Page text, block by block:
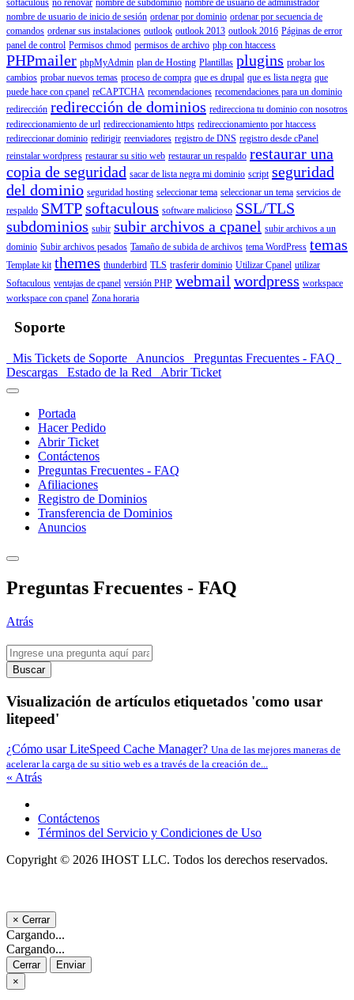
nombre de usuario de inicio de sesión ordenar por dominio ordenar por secuencia de
comandos ordenar sus instalaciones outlook outlook 2013 outlook 2016 Páginas de error
panel de control Permisos chmod permisos de archivo php con htaccess
PHPmailer phpMyAdmin plan de Hosting Plantillas plugins probar los
cambios probar nuevos temas proceso de compra que es drupal que es lista negra que
puede hace con cpanel reCAPTCHA recomendaciones recomendaciones para un dominio
redirección redirección de dominios redirecciona tu dominio con nosotros
redireccionamiento de url redireccionamiento https redireccionamiento por htaccess
redireccionar dominio redirigir reenviadores registro de DNS registro desde cPanel
reinstalar wordpress restaurar su sitio web restaurar un respaldo restaurar una
copia de seguridad sacar de lista negra mi dominio script seguridad
del dominio seguridad hosting seleccionar tema seleccionar un tema servicios de
respaldo SMTPsoftaculous software malicioso SSL/TLS
subdominios subir subir archivos a cpanel subir archivos a un
dominio Subir archivos pesados Tamaño de subida de archivos tema WordPress temas
Template kit themes thunderbird TLS trasferir dominio Utilizar Cpanel utilizar
Softaculous ventajas de cpanel versión PHP webmail wordpress workspace
workspace con cpanel Zona horaria
Soporte
Mis Tickets de Soporte Anuncios
Preguntas Frecuentes - FAQ
Descargas
Estado de la Red Abrir Ticket
Portada
Hacer Pedido
Abrir Ticket
Contáctenos
Preguntas Frecuentes - FAQ
Afiliaciones
Registro de Dominios
Transferencia de Dominios
Anuncios
Preguntas Frecuentes - FAQ
Atrás
Buscar
Visualización de artículos etiquetados 'como usar
litepeed'
¿Cómo usar LiteSpeed Cache Manager? Una de las mejores maneras de
acelerar la carga de su sitio web es a través de la creación de...
« Atrás
Contáctenos
Términos del Servicio y Condiciones de Uso
Copyright © 2026 IHOST LLC. Todos los derechos reservados.
× Cerrar
Cargando...
Cargando...
Cerrar
Enviar
×